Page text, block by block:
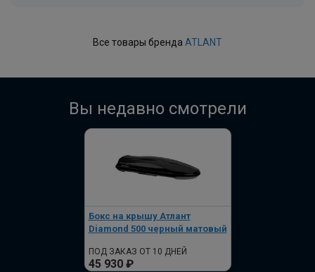
Все товары бренда ATLANT
Вы недавно смотрели
Бокс на крышу Атлант
Diamond 500 черный матовый
ПОД ЗАКАЗ ОТ 10 ДНЕЙ
45 930 ₽